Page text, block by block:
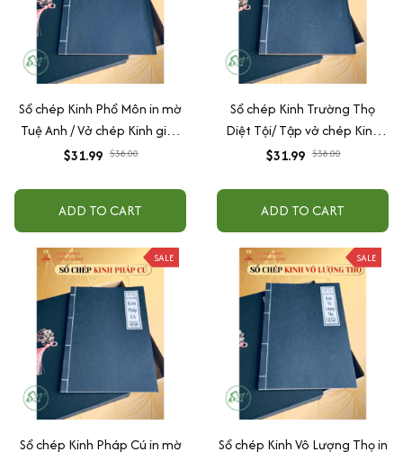
Sổ chép Kinh Phổ Môn in mờ
Tuệ Anh / Vở chép Kinh giấy
cổ (Tặng kèm Hộp đựng)
$31.99 $38.00
ADD TO CART
Sổ chép Kinh Trường Thọ
Diệt Tội/ Tập vở chép Kinh
giấy cổ in mờ Tuệ Anh (Tặng
$31.99 $38.00
ADD TO CART
SALE
Sổ chép Kinh Pháp Cú in mờ
SALE
Sổ chép Kinh Vô Lượng Thọ in